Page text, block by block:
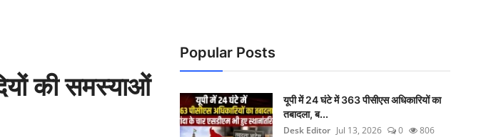
की समस्याओं
Popular Posts
यूपी में 24 घंटे में 363 पीसीएस अधिकारियों का
तबादला, ब...
Desk Editor Jul 13, 2026 0 806